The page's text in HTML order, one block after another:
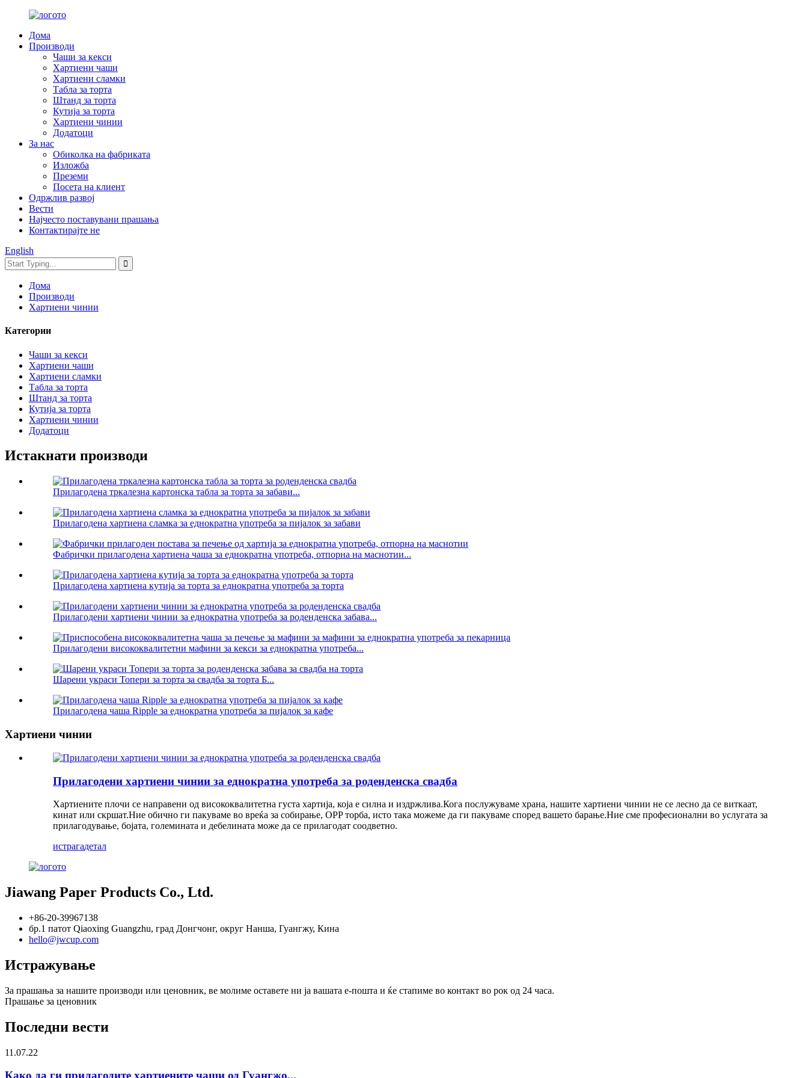
Дома
Производи
Чаши за кекси
Хартиени чаши
Хартиени сламки
Табла за торта
Штанд за торта
Кутија за торта
Хартиени чинии
Додатоци
За нас
Обиколка на фабриката
Изложба
Преземи
Посета на клиент
Одржлив развој
Вести
Најчесто поставувани прашања
Контактирајте не
English
Дома
Производи
Хартиени чинии
Категории
Чаши за кекси
Хартиени чаши
Хартиени сламки
Табла за торта
Штанд за торта
Кутија за торта
Хартиени чинии
Додатоци
Истакнати производи
Прилагодена тркалезна картонска табла за торта за забави...
Прилагодена хартиена сламка за еднократна употреба за пијалок за забави
Фабрички прилагодена хартиена чаша за еднократна употреба, отпорна на маснотии...
Прилагодена хартиена кутија за торта за еднократна употреба за торта
Прилагодени хартиени чинии за еднократна употреба за роденденска забава...
Прилагодени висококвалитетни мафини за кекси за еднократна употреба...
Шарени украси Топери за торта за свадба за торта Б...
Прилагодена чаша Ripple за еднократна употреба за пијалок за кафе
Хартиени чинии
Прилагодени хартиени чинии за еднократна употреба за роденденска свадба
Хартиените плочи се направени од висококвалитетна густа хартија, која е силна и издржлива.Кога послужуваме храна, нашите хартиени чинии не се лесно да се виткаат,
кинат или скршат.Ние обично ги пакуваме во вреќа за собирање, OPP торба, исто така можеме да ги пакуваме според вашето барање.Ние сме професионални во услугата за
прилагодување, бојата, големината и дебелината може да се прилагодат соодветно.
истрагадетал
Jiawang Paper Products Co., Ltd.
+86-20-39967138
бр.1 патот Qiaoxing Guangzhu, град Донгчонг, округ Нанша, Гуангжу, Кина
hello@jwcup.com
Истражување
За прашања за нашите производи или ценовник, ве молиме оставете ни ја вашата е-пошта и ќе стапиме во контакт во рок од 24 часа.
Прашање за ценовник
Последни вести
11.07.22